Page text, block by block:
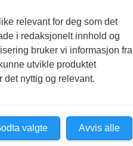
relevant for deg som det
i redaksjonelt innhold og
bruker vi informasjon fra
utvikle produktet
det nyttig og relevant.
Avvis alle
valgte